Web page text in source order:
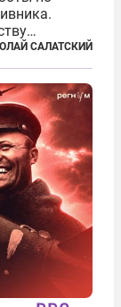
и два
В
САЛАТСКИЙ